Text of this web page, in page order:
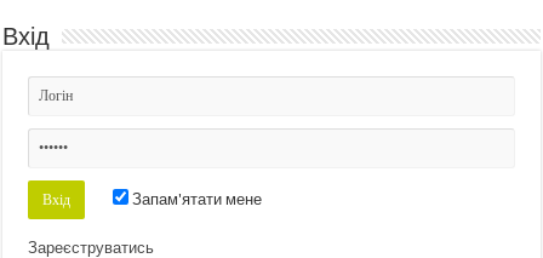
Вхід
Запам'ятати мене
Зареєструватись